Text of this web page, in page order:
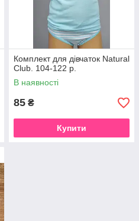
Комплект для дівчаток Natural
Club. 104-122 р.
В наявності
85 ₴
Купити